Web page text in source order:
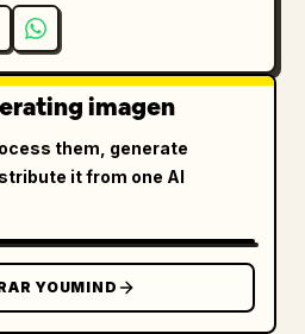
imagen
them, generate
it from one AI
YOUMIND